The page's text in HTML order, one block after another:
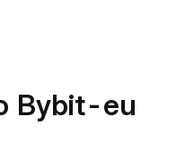
Bybit-eu